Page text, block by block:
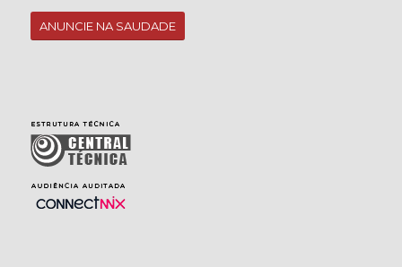
ANUNCIE NA SAUDADE